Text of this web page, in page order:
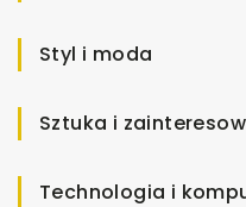
Styl i moda
Sztuka i
Technologia i